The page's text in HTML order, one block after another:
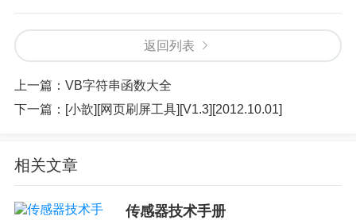
返回列表
上一篇： VB字符串函数大全
下一篇： [小歆][网页刷屏工具][V1.3][2012.10.01]
相关文章
传感器技术手册